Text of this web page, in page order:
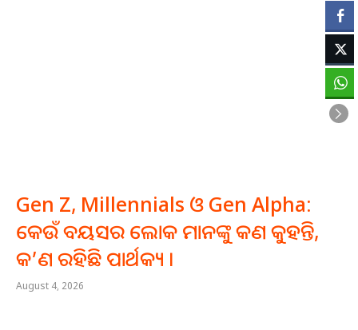
Gen Z, Millennials ଓ Gen Alpha:
କେଉଁ ବୟସର ଲୋକ ମାନଙ୍କୁ କଣ କୁହନ୍ତି,
କ’ଣ ରହିଛି ପାର୍ଥକ୍ୟ ।
August 4, 2026